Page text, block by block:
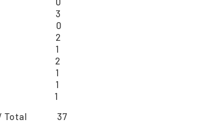
3
0
2
1
2
1
1
/ Total 37